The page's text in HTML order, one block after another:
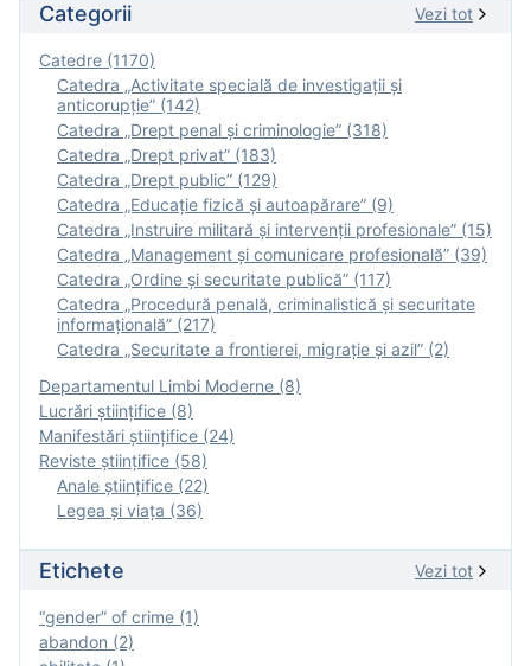
Categorii Vezi tot
Catedre (1170)
Catedra „Activitate specială de investigaţii şi
anticorupție” (142)
Catedra „Drept penal și criminologie” (318)
Catedra „Drept privat” (183)
Catedra „Drept public” (129)
Catedra „Educație fizică şi autoapărare” (9)
Catedra „Instruire militară şi intervenţii profesionale” (15)
Catedra „Management și comunicare profesională” (39)
Catedra „Ordine și securitate publică” (117)
Catedra „Procedură penală, criminalistică și securitate
informațională” (217)
Catedra „Securitate a frontierei, migrație și azil” (2)
Departamentul Limbi Moderne (8)
Lucrări științifice (8)
Manifestări ştiinţifice (24)
Reviste ştiinţifice (58)
Anale ştiinţifice (22)
Legea şi viaţa (36)
Etichete Vezi tot
“gender” of crime (1)
abandon (2)